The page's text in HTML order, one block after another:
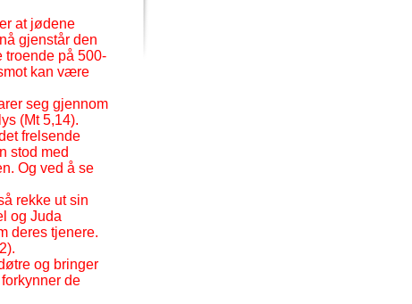
at jødene
gjenstår den
troende på 500-
kan være
seg gjennom
(Mt 5,14).
frelsende
stod med
Og ved å se
rekke ut sin
og Juda
deres tjenere.
og bringer
de